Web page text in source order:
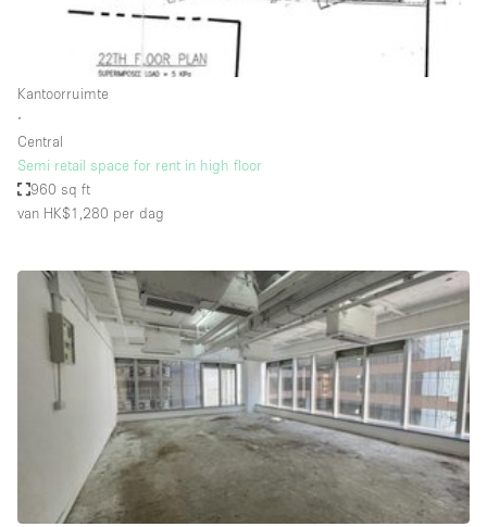
Haussmann-stijl
Industrieel
Internet
Keuken
Kledingrek
Lift
Meerdere kamers
Meubilair
Paskamers
Privé-parkeerplaats
RAW
Schitterend uitzicht
Kantoorruimte
∙
Central
Semi retail space for rent in high floor
960 sq ft
van HK$1,280 per dag